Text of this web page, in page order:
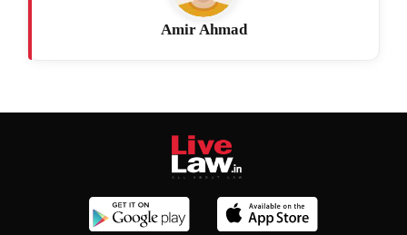
Amir Ahmad